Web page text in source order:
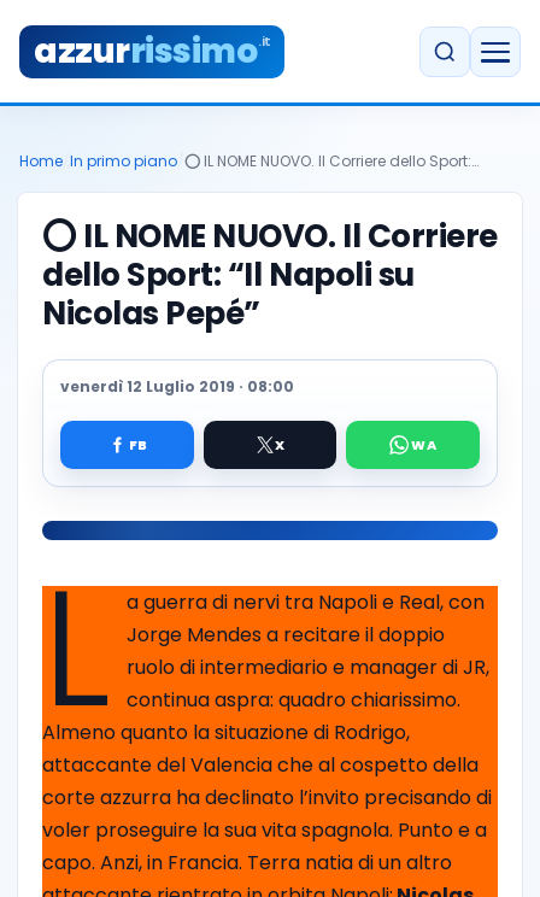
azzurrissimo.it
Home In primo piano ⭕️ IL NOME NUOVO. Il Corriere dello Sport:…
⭕️ IL NOME NUOVO. Il Corriere
dello Sport: “Il Napoli su
Nicolas Pepé”
venerdì 12 Luglio 2019 · 08:00
L a guerra di nervi tra Napoli e Real, con
Jorge Mendes a recitare il doppio
ruolo di intermediario e manager di JR,
continua aspra: quadro chiarissimo.
Almeno quanto la situazione di Rodrigo,
attaccante del Valencia che al cospetto della
corte azzurra ha declinato l’invito precisando di
voler proseguire la sua vita spagnola. Punto e a
capo. Anzi, in Francia. Terra natia di un altro